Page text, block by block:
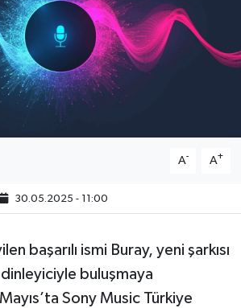
A- A+
30.05.2025 - 11:00
başarılı ismi Buray, yeni şarkısı
buluşmaya
Sony Music Türkiye